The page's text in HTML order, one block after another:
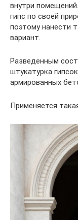
внутри
гипс по своей
поэтому нанести
вариант.
Разведенным
штукатурка
армированных
Применяется